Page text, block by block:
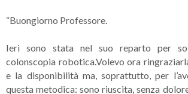
“Buongiorno Professore.
Ieri sono stata nel suo reparto per
colonscopia robotica.Volevo ora
e la disponibilità ma, soprattutto, per
questa metodica: sono riuscita, senza